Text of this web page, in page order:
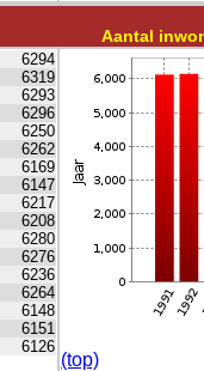
Aantal
6294
6319
6293
6296
6250
6262
6169
6147
6217
6208
6280
6276
6236
6264
6148
6151
6126
(top)